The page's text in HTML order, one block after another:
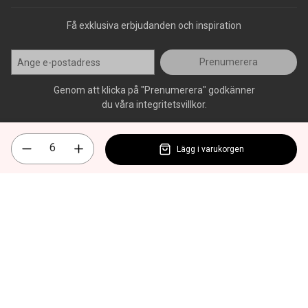
Få exklusiva erbjudanden och inspiration
Prenumerera
Genom att klicka på "Prenumerera" godkänner
du våra integritetsvillkor.
Lägg i varukorgen